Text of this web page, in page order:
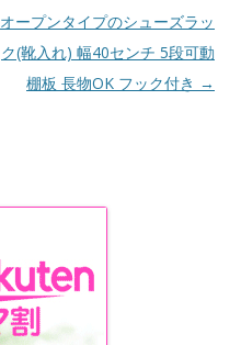
オープンタイプのシューズラッ
ク(靴入れ) 幅40センチ 5段可動
棚板 長物OK フック付き →